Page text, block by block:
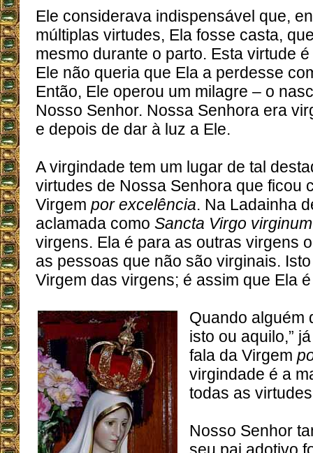
Ele considerava indispensável que,
múltiplas virtudes, Ela fosse casta,
mesmo durante o parto. Esta virtude
Ele não queria que Ela a perdesse
Então, Ele operou um milagre – o
Nosso Senhor. Nossa Senhora era
e depois de dar à luz a Ele.
A virgindade tem um lugar de tal
virtudes de Nossa Senhora que ficou
Virgem por excelência. Na Ladainha
aclamada como Sancta Virgo virginum
virgens. Ela é para as outras virgens
as pessoas que não são virginais.
Virgem das virgens; é assim que Ela
Quando alguém
isto ou aquilo,”
fala da Virgem
virgindade é a
todas as
Nosso Senhor